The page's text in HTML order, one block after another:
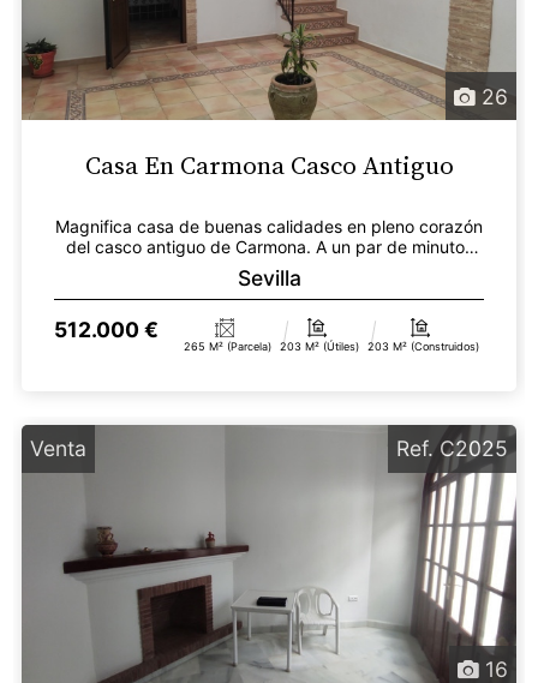
26
Casa En Carmona Casco Antiguo
Magnifica casa de buenas calidades en pleno corazón
del casco antiguo de Carmona. A un par de minutos
de...
Sevilla
512.000 €
265 M² (parcela) 203 M² (útiles) 203 M² (construidos)
Venta
16
Ref. C2025